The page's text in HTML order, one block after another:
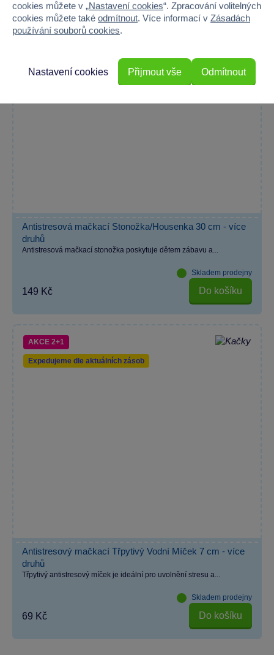
AKCE 2+1
Expedujeme dle aktuálních zásob
Antistresová mačkací Stonožka/Housenka 30 cm - více
druhů
Antistresová mačkací stonožka poskytuje dětem zábavu a...
Skladem prodejny
149 Kč Do košíku
AKCE 2+1
Expedujeme dle aktuálních zásob
Antistresový mačkací Třpytivý Vodní Míček 7 cm - více
druhů
Třpytivý antistresový míček je ideální pro uvolnění stresu a...
Skladem prodejny
69 Kč Do košíku
cookies můžete v „Nastavení cookies“. Zpracování volitelných
cookies můžete také odmítnout. Více informací v Zásadách
používání souborů cookies.
Odmítnout
Nastavení cookies Přijmout vše